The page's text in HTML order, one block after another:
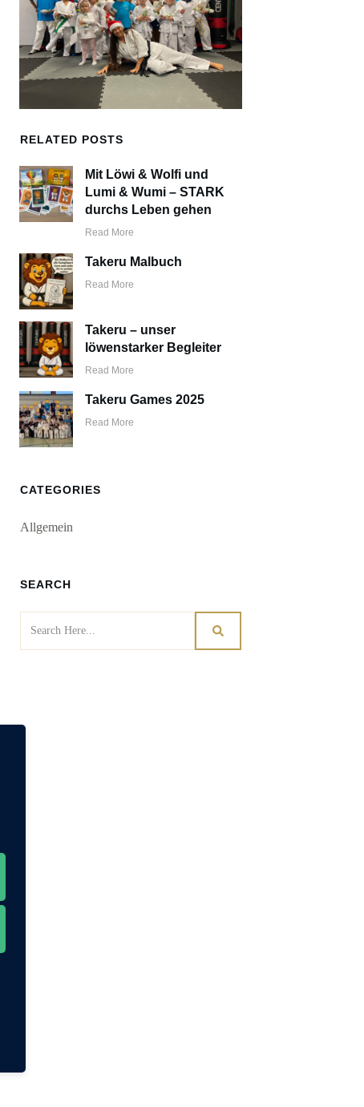
RELATED POSTS
Mit Löwi & Wolfi und
Lumi & Wumi – STARK
durchs Leben gehen
Read More
Takeru Malbuch
Read More
Takeru – unser
löwenstarker Begleiter
Read More
Takeru Games 2025
Read More
CATEGORIES
Allgemein
SEARCH